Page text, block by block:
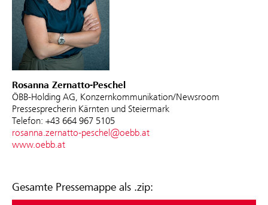
Rosanna Zernatto-Peschel
ÖBB-Holding AG, Konzernkommunikation/Newsroom
Pressesprecherin Kärnten und Steiermark
Telefon: +43 664 967 5105
rosanna.zernatto-peschel@oebb.at
www.oebb.at
Gesamte Pressemappe als .zip: